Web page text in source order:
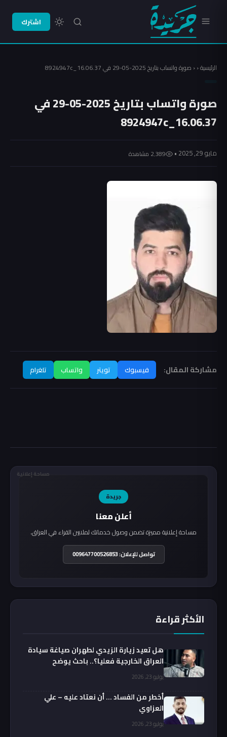
اشترك
الرئيسية‹
‹ صورة واتساب بتاريخ 2025-05-29 في 16.06.37_8924947c
صورة واتساب بتاريخ 2025-05-29 في
16.06.37_8924947c
مايو 29, 2025 • 2٬389 مشاهدة
مشاركة المقال: فيسبوك تويتر واتساب تلغرام
مساحة إعلانية
جريدة
أعلن معنا
مساحة إعلانية مميزة تضمن وصول خدماتك لملايين القراء في العراق.
تواصل للإعلان: 009647700526853
الأكثر قراءة
هل تعيد زيارة الزيدي لطهران صياغة سيادة
العراق الخارجية فعليا؟.. باحث يوضح
يوليو 23, 2026
أخطر من الفساد … أن نعتاد عليه – علي
العزاوي
يوليو 23, 2026